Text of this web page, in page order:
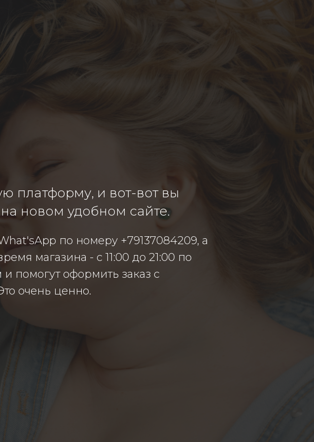
платформу, и вот-вот вы
новом удобном сайте.
по номеру +79137084209, а
магазина - с 11:00 до 21:00 по
помогут оформить заказ с
очень ценно.